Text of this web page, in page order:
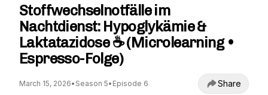
Stoffwechselnotfälle im
Nachtdienst: Hypoglykämie &
Laktatazidose ☕ (Microlearning •
Espresso-Folge)
March 15, 2026• Season 5• Episode 6 Share